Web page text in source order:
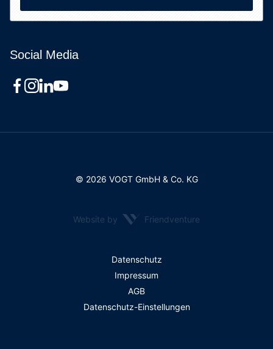
Social Media
© 2026 VOGT GmbH & Co. KG
Website by Friendventure
Datenschutz
Impressum
AGB
Datenschutz-Einstellungen